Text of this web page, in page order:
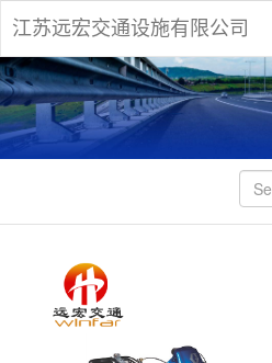
江苏远宏交通设施有限公司